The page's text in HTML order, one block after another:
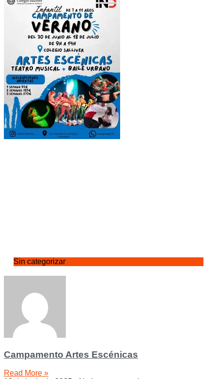
Sin categorizar
Campamento Artes Escénicas
Read More »